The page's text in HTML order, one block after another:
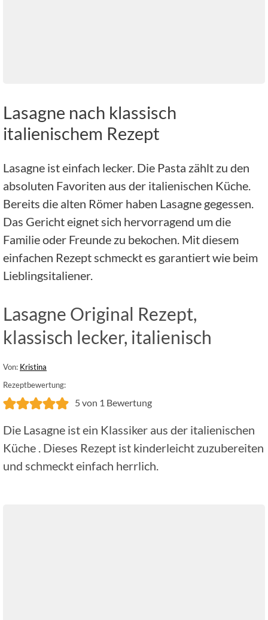
Lasagne nach klassisch
italienischem Rezept
Lasagne ist einfach lecker. Die Pasta zählt zu den
absoluten Favoriten aus der italienischen Küche.
Bereits die alten Römer haben Lasagne gegessen.
Das Gericht eignet sich hervorragend um die
Familie oder Freunde zu bekochen. Mit diesem
einfachen Rezept schmeckt es garantiert wie beim
Lieblingsitaliener.
Lasagne Original Rezept,
klassisch lecker, italienisch
Von: Kristina
Rezeptbewertung:
5von 1 Bewertung
Die Lasagne ist ein Klassiker aus der italienischen
Küche . Dieses Rezept ist kinderleicht zuzubereiten
und schmeckt einfach herrlich.